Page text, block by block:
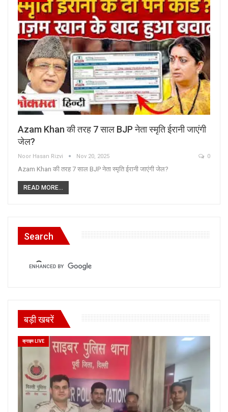
Azam Khan की तरह 7 साल BJP नेता स्मृति ईरानी जाएंगी
जेल?
Noor Hasan Rizvi Nov 20, 2025 0
Azam Khan की तरह 7 साल BJP नेता स्मृति ईरानी जाएंगी जेल?
READ MORE...
Search
बड़ी खबरें
क्राइम LIVE